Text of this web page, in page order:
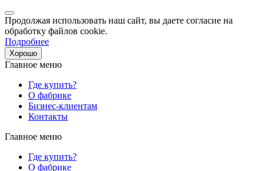
Продолжая использовать наш сайт, вы даете согласие на
обработку файлов cookie.
Подробнее
Хорошо
Главное меню
Где купить?
О фабрике
Бизнес-клиентам
Контакты
Главное меню
Где купить?
О фабрике